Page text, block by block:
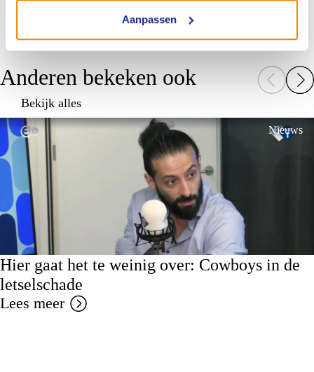
Aanpassen
Anderen bekeken ook
Bekijk alles
Nieuws
Hier gaat het te weinig over: Cowboys in de
letselschade
Lees meer